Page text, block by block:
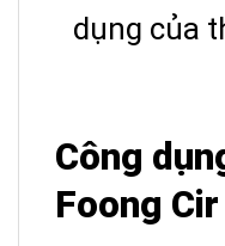
dụng của
Công
Foong Cir